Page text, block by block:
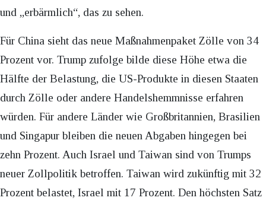
und „erbärmlich“, das zu sehen.
Für China sieht das neue Maßnahmenpaket Zölle von 34
Prozent vor. Trump zufolge bilde diese Höhe etwa die
Hälfte der Belastung, die US-Produkte in diesen Staaten
durch Zölle oder andere Handelshemmnisse erfahren
würden. Für andere Länder wie Großbritannien, Brasilien
und Singapur bleiben die neuen Abgaben hingegen bei
zehn Prozent. Auch Israel und Taiwan sind von Trumps
neuer Zollpolitik betroffen. Taiwan wird zukünftig mit 32
Prozent belastet, Israel mit 17 Prozent. Den höchsten Satz